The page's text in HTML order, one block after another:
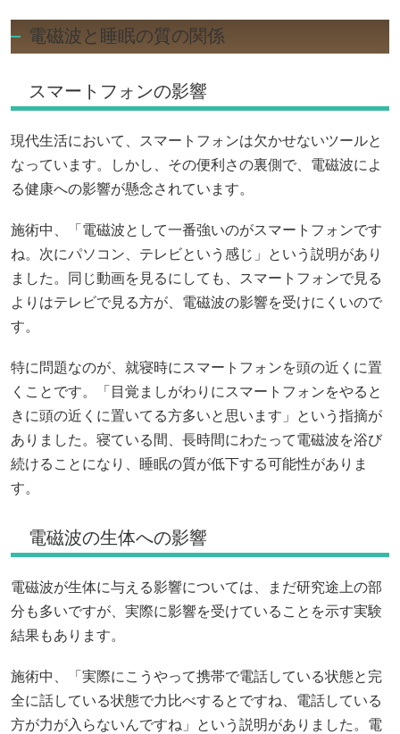
電磁波と睡眠の質の関係
スマートフォンの影響
現代生活において、スマートフォンは欠かせないツールと
なっています。しかし、その便利さの裏側で、電磁波によ
る健康への影響が懸念されています。
施術中、「電磁波として一番強いのがスマートフォンです
ね。次にパソコン、テレビという感じ」という説明があり
ました。同じ動画を見るにしても、スマートフォンで見る
よりはテレビで見る方が、電磁波の影響を受けにくいので
す。
特に問題なのが、就寝時にスマートフォンを頭の近くに置
くことです。「目覚ましがわりにスマートフォンをやると
きに頭の近くに置いてる方多いと思います」という指摘が
ありました。寝ている間、長時間にわたって電磁波を浴び
続けることになり、睡眠の質が低下する可能性がありま
す。
電磁波の生体への影響
電磁波が生体に与える影響については、まだ研究途上の部
分も多いですが、実際に影響を受けていることを示す実験
結果もあります。
施術中、「実際にこうやって携帯で電話している状態と完
全に話している状態で力比べするとですね、電話している
方が力が入らないんですね」という説明がありました。電